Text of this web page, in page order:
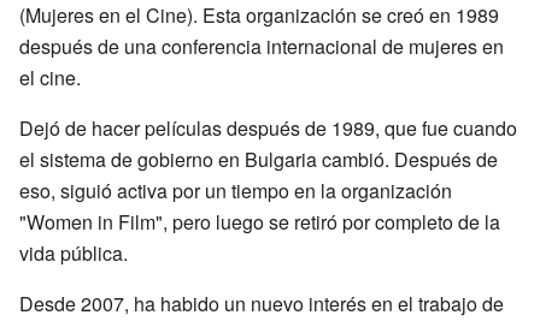
(Mujeres en el Cine). Esta organización se creó en 1989
después de una conferencia internacional de mujeres en
el cine.
Dejó de hacer películas después de 1989, que fue cuando
el sistema de gobierno en Bulgaria cambió. Después de
eso, siguió activa por un tiempo en la organización
"Women in Film", pero luego se retiró por completo de la
vida pública.
Desde 2007, ha habido un nuevo interés en el trabajo de